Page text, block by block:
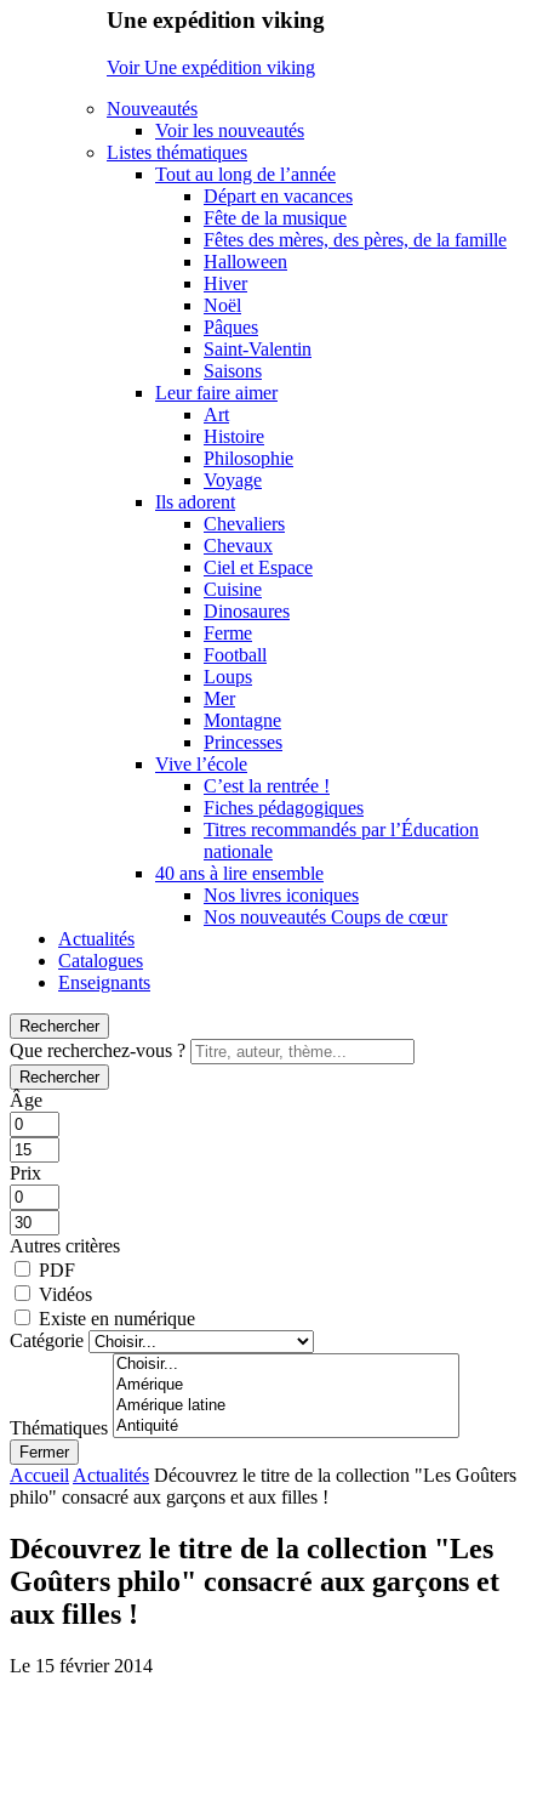
Une expédition viking
Voir Une expédition viking
Nouveautés
Voir les nouveautés
Listes thématiques
Tout au long de l’année
Départ en vacances
Fête de la musique
Fêtes des mères, des pères, de la famille
Halloween
Hiver
Noël
Pâques
Saint-Valentin
Saisons
Leur faire aimer
Art
Histoire
Philosophie
Voyage
Ils adorent
Chevaliers
Chevaux
Ciel et Espace
Cuisine
Dinosaures
Ferme
Football
Loups
Mer
Montagne
Princesses
Vive l’école
C’est la rentrée !
Fiches pédagogiques
Titres recommandés par l’Éducation
nationale
40 ans à lire ensemble
Nos livres iconiques
Nos nouveautés Coups de cœur
Actualités
Catalogues
Enseignants
Rechercher
Que recherchez-vous ?
Rechercher
Âge
Prix
Autres critères
PDF
Vidéos
Existe en numérique
Catégorie
Thématiques
Fermer
Accueil Actualités Découvrez le titre de la collection "Les Goûters
philo" consacré aux garçons et aux filles !
Découvrez le titre de la collection "Les
Goûters philo" consacré aux garçons et
aux filles !
Le 15 février 2014